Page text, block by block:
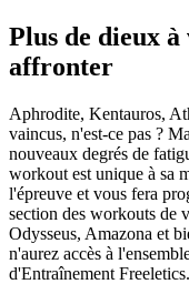
Plus de dieux
affronter
Aphrodite, Kentauros,
vaincus, n'est-ce pas ?
nouveaux degrés de
workout est unique à sa
l'épreuve et vous fera
section des workouts de
Odysseus, Amazona et
n'aurez accès à
d'Entraînement Freeletics.